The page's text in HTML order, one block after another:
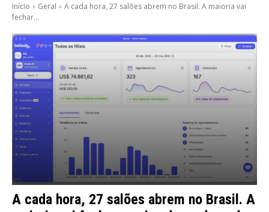
Início Geral
A cada hora, 27 salões abrem no Brasil. A maioria vai
fechar...
A cada hora, 27 salões abrem no Brasil. A